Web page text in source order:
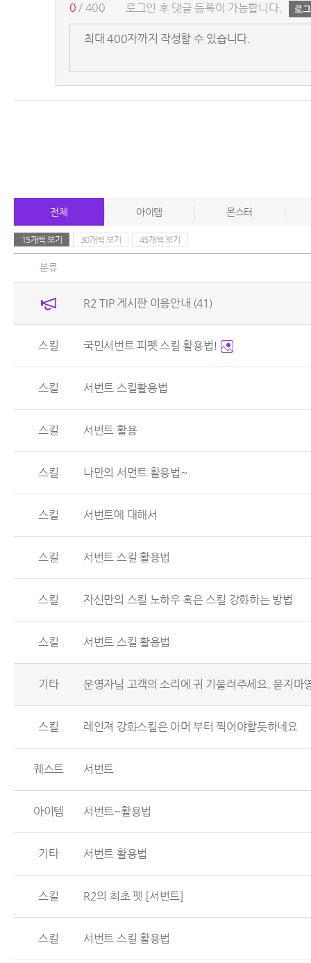
로그인 후 댓글 등록이 가능합니다.
0 / 400
전체 아이템 몬스터
15개씩 보기 30개씩 보기 45개씩 보기
분류
R2 TIP 게시판 이용안내 (41)
스킬 국민서번트 피펫 스킬 활용법!
스킬 서번트 스킬활용법
스킬 서번트 활용
스킬 나만의 서먼트 활용법~
스킬 서번트에 대해서
스킬 서번트 스킬 활용법
스킬 자신만의 스킬 노하우 혹은 스킬 강화하는 방법
스킬 서번트 스킬 활용법
기타 운영자님 고객의 소리에 귀 기울려주세요. 묻지마
스킬 레인져 강화스킬은 아머 부터 찍어야할듯하네요
퀘스트 서번트
아이템 서번트~활용법
기타 서번트 활용법
스킬 R2의 최초 펫 [서번트]
스킬 서번트 스킬 활용법